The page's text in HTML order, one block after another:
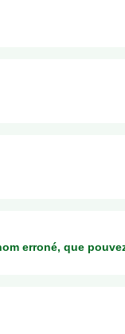
erroné, que